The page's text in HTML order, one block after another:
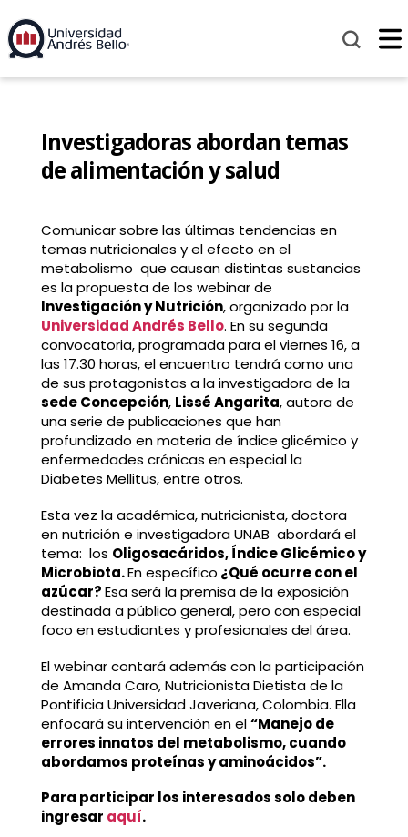
Investigadoras abordan temas
de alimentación y salud
Comunicar sobre las últimas tendencias en
temas nutricionales y el efecto en el
metabolismo que causan distintas sustancias
es la propuesta de los webinar de
Investigación y Nutrición, organizado por la
Universidad Andrés Bello. En su segunda
convocatoria, programada para el viernes 16, a
las 17.30 horas, el encuentro tendrá como una
de sus protagonistas a la investigadora de la
sede Concepción, Lissé Angarita, autora de
una serie de publicaciones que han
profundizado en materia de índice glicémico y
enfermedades crónicas en especial la
Diabetes Mellitus, entre otros.
Esta vez la académica, nutricionista, doctora
en nutrición e investigadora UNAB abordará el
tema: los Oligosacáridos,Índice Glicémico y
Microbiota.En específico ¿Qué ocurre con el
azúcar?Esa será la premisa de la exposición
destinada a público general, pero con especial
foco en estudiantes y profesionales del área.
El webinar contará además con la participación
de Amanda Caro, Nutricionista Dietista de la
Pontificia Universidad Javeriana, Colombia. Ella
enfocará su intervención en el“Manejo de
errores innatos del metabolismo, cuando
abordamos proteínas y aminoácidos”.
Para participar los interesados solo deben
ingresar aquí.